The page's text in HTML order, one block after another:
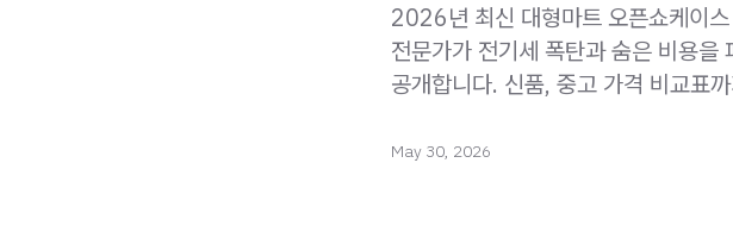
2026년 최신 대형마트 오픈쇼케이
전문가가 전기세 폭탄과 숨은 비용
공개합니다. 신품, 중고 가격 비교표
May 30, 2026